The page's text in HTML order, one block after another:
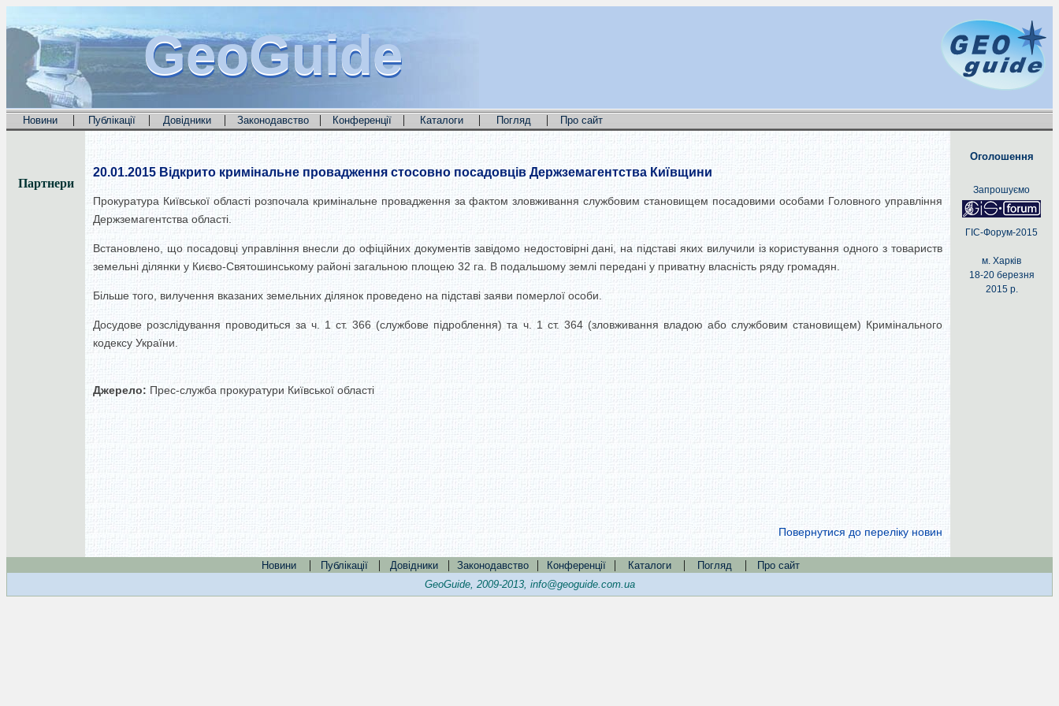
GeoGuide
GeoGuide
GeoGuide
Новини | Публікації | Довідники | Законодавство | Конференції | Каталоги | Погляд | Про сайт
Партнери
20.01.2015 Відкрито кримінальне провадження стосовно посадовців Держземагентства Київщини
Прокуратура Київської області розпочала кримінальне провадження за фактом зловживання службовим становищем посадовими особами Головного управління
Держземагентства області.
Встановлено, що посадовці управління внесли до офіційних документів завідомо недостовірні дані, на підставі яких вилучили із користування одного з товариств
земельні ділянки у Києво-Святошинському районі загальною площею 32 га. В подальшому землі передані у приватну власність ряду громадян.
Більше того, вилучення вказаних земельних ділянок проведено на підставі заяви померлої особи.
Досудове розслідування проводиться за ч. 1 ст. 366 (службове підроблення) та ч. 1 ст. 364 (зловживання владою або службовим становищем) Кримінального
кодексу України.
Джерело: Прес-служба прокуратури Київської області
Повернутися до переліку новин
Оголошення
Запрошуємо
ГІС-Форум-2015
м. Харків
18-20 березня
2015 р.
Новини | Публікації | Довідники | Законодавство | Конференції | Каталоги | Погляд |
Про сайт
GeoGuide, 2009-2013, info@geoguide.com.ua